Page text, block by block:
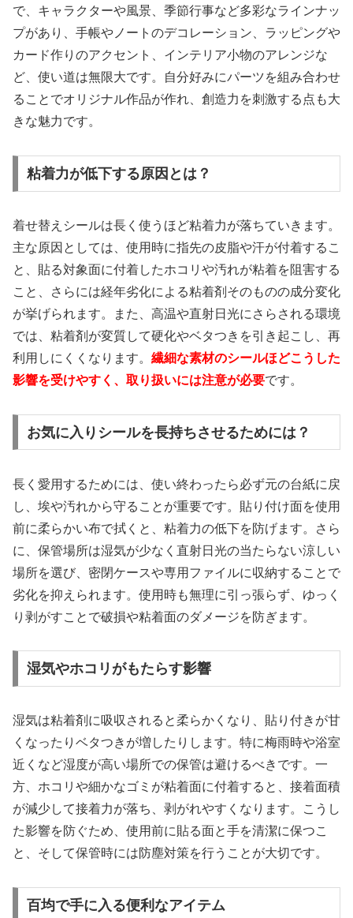
で、キャラクターや風景、季節行事など多彩なラインナッ
プがあり、手帳やノートのデコレーション、ラッピングや
カード作りのアクセント、インテリア小物のアレンジな
ど、使い道は無限大です。自分好みにパーツを組み合わせ
ることでオリジナル作品が作れ、創造力を刺激する点も大
きな魅力です。
粘着力が低下する原因とは？
着せ替えシールは長く使うほど粘着力が落ちていきます。
主な原因としては、使用時に指先の皮脂や汗が付着するこ
と、貼る対象面に付着したホコリや汚れが粘着を阻害する
こと、さらには経年劣化による粘着剤そのものの成分変化
が挙げられます。また、高温や直射日光にさらされる環境
では、粘着剤が変質して硬化やベタつきを引き起こし、再
利用しにくくなります。 繊細な素材のシールほどこうした
影響を受けやすく、取り扱いには注意が必要です。
お気に入りシールを長持ちさせるためには？
長く愛用するためには、使い終わったら必ず元の台紙に戻
し、埃や汚れから守ることが重要です。貼り付け面を使用
前に柔らかい布で拭くと、粘着力の低下を防げます。さら
に、保管場所は湿気が少なく直射日光の当たらない涼しい
場所を選び、密閉ケースや専用ファイルに収納することで
劣化を抑えられます。使用時も無理に引っ張らず、ゆっく
り剥がすことで破損や粘着面のダメージを防ぎます。
湿気やホコリがもたらす影響
湿気は粘着剤に吸収されると柔らかくなり、貼り付きが甘
くなったりベタつきが増したりします。特に梅雨時や浴室
近くなど湿度が高い場所での保管は避けるべきです。一
方、ホコリや細かなゴミが粘着面に付着すると、接着面積
が減少して接着力が落ち、剥がれやすくなります。こうし
た影響を防ぐため、使用前に貼る面と手を清潔に保つこ
と、そして保管時には防塵対策を行うことが大切です。
百均で手に入る便利なアイテム